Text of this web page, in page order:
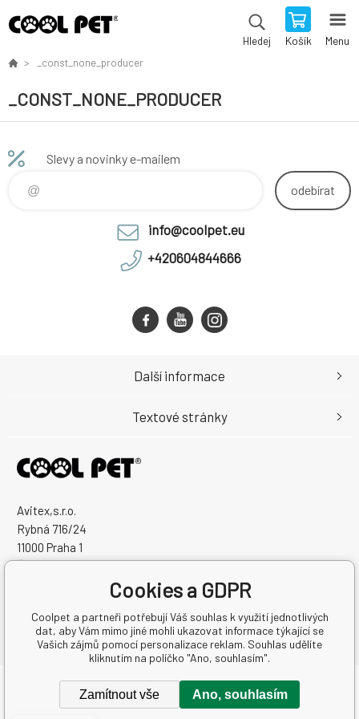
Hledej Košík Menu
_const_none_producer
_CONST_NONE_PRODUCER
Slevy a novinky e-mailem
odebírat
info@coolpet.eu
+420604844666
Avitex,s.r.o.
Rybná 716/24
11000 Praha 1
Česká Republika
Další informace
Textové stránky
Copyright © 2026 Avitex,s.r.o.
Všechna práva vyhrazena.
Cookies a GDPR
Coolpet a partneři potřebují Váš souhlas k využití jednotlivých
dat, aby Vám mimo jiné mohli ukazovat informace týkající se
Vašich zájmů pomocí personalizace reklam. Souhlas udělíte
kliknutím na políčko "Ano, souhlasím".
Zamítnout vše Ano, souhlasím